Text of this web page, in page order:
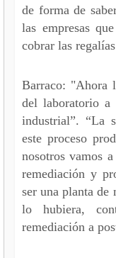
de forma de
las empresas
cobrar las
Barraco: "Ahora
del laboratorio a
industrial”. “La
este proceso
nosotros vamos
remediación y
ser una planta
lo hubiera,
remediación a